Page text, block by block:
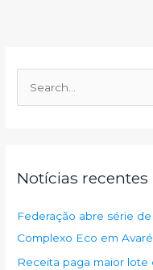
i
s
a
Notícias recentes
Federação abre série
Complexo Eco em Avaré
Receita paga maior